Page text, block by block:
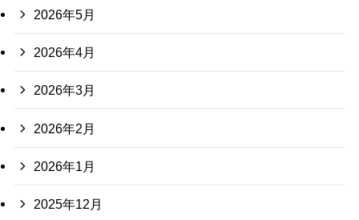
2026年5月
2026年4月
2026年3月
2026年2月
2026年1月
2025年12月